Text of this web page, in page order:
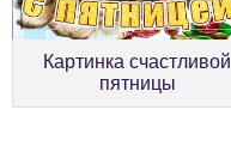
Картинка счастливой
пятницы